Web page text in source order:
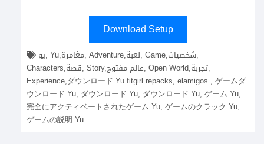
Download Setup
Characters,قصة, Story,عالم مفتوح, Open World,تجربة,
Experience,ダウンロード Yu fitgirl repacks, elamigos , ゲームダ
ウンロード Yu, ダウンロード Yu, ダウンロード Yu, ゲーム Yu,
完全にアクティベートされたゲーム Yu, ゲームのクラック Yu,
ゲームの説明 Yu